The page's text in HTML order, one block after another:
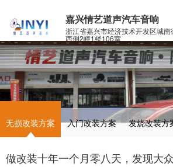
嘉兴情艺道声汽车音响
浙江省嘉兴市经济技术开发区城
西侧2幢1楼106室
无损改装方案 入门改装方案 发烧改装方
做改装十年一个月零八天，发现大